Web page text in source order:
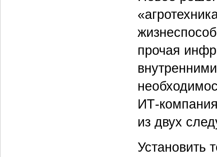
прочая
ИТ-
из двух
Установить